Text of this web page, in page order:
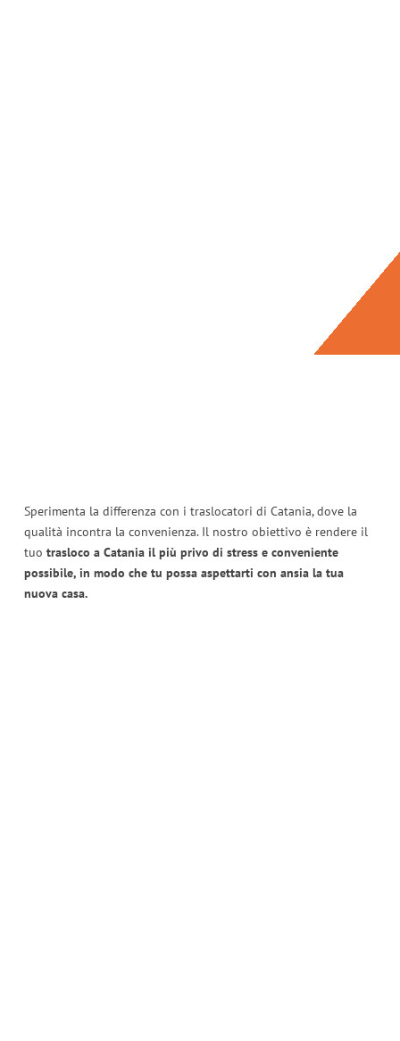
Sperimenta la differenza con i traslocatori di Catania, dove la
qualità incontra la convenienza. Il nostro obiettivo è rendere il
tuo trasloco a Catania il più privo di stress e conveniente
possibile, in modo che tu possa aspettarti con ansia la tua
nuova casa.